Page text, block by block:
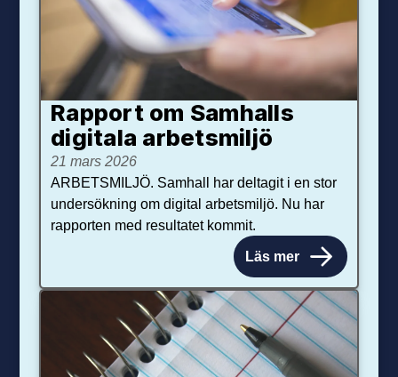
Rapport om Samhalls
digitala arbetsmiljö
21 mars 2026
ARBETSMILJÖ. Samhall har deltagit i en stor
undersökning om digital arbetsmiljö. Nu har
rapporten med resultatet kommit.
Läs mer